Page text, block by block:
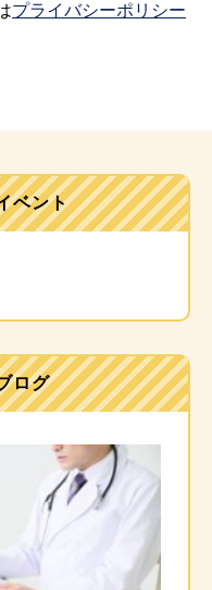
プライバシーポリシー
ベント
ログ